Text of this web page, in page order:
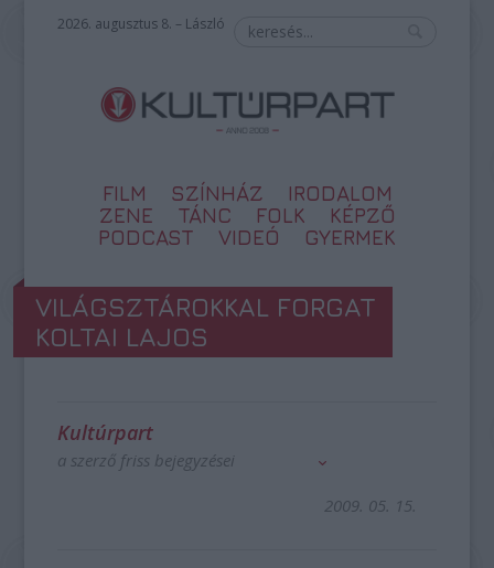
2026. augusztus 8. – László
FILM SZÍNHÁZ
IRODALOM
ZENE
TÁNC FOLK
KÉPZŐ
PODCAST
VIDEÓ GYERMEK
VILÁGSZTÁROKKAL FORGAT
KOLTAI LAJOS
Kultúrpart
a szerző friss bejegyzései
2009. 05. 15.